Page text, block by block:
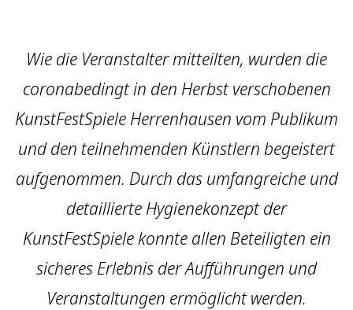
Wie die Veranstalter mitteilten, wurden die
coronabedingt in den Herbst verschobenen
KunstFestSpiele Herrenhausen vom Publikum
und den teilnehmenden Künstlern begeistert
aufgenommen. Durch das umfangreiche und
detaillierte Hygienekonzept der
KunstFestSpiele konnte allen Beteiligten ein
sicheres Erlebnis der Aufführungen und
Veranstaltungen ermöglicht werden.